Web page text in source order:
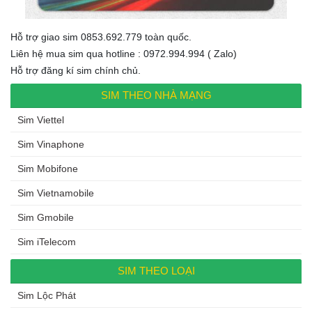
Hỗ trợ giao sim 0853.692.779 toàn quốc.
Liên hệ mua sim qua hotline : 0972.994.994 ( Zalo)
Hỗ trợ đăng kí sim chính chủ.
SIM THEO NHÀ MẠNG
Sim Viettel
Sim Vinaphone
Sim Mobifone
Sim Vietnamobile
Sim Gmobile
Sim iTelecom
SIM THEO LOẠI
Sim Lộc Phát